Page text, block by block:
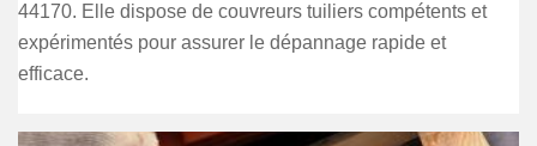
44170. Elle dispose de couvreurs tuiliers compétents et
expérimentés pour assurer le dépannage rapide et
efficace.